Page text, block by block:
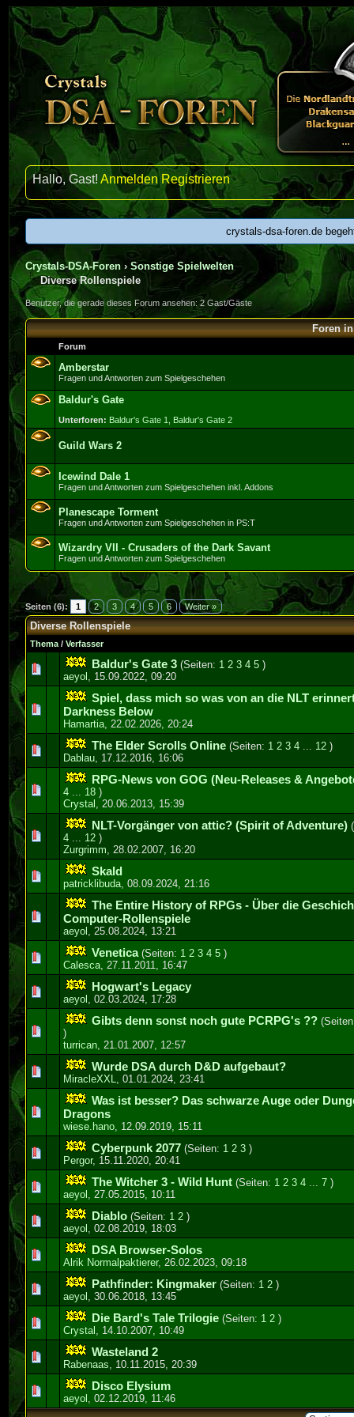
Hallo, Gast!Anmelden Registrieren
crystals-dsa-foren.de
Crystals-DSA-Foren ›Sonstige Spielwelten
Diverse Rollenspiele
Benutzer, die gerade dieses Forum ansehen: 2 Gast/Gäste
Foren
Forum
Amberstar
Fragen und Antworten zum Spielgeschehen
Baldur's Gate
Unterforen: Baldur's Gate 1 Baldur's Gate 2
Guild Wars 2
Icewind Dale 1
Fragen und Antworten zum Spielgeschehen inkl. Addons
Planescape Torment
Fragen und Antworten zum Spielgeschehen in PS:T
Wizardry VII - Crusaders of the Dark Savant
Fragen und Antworten zum Spielgeschehen
Seiten (6): 1 2 3 4 5 6 Weiter »
Diverse Rollenspiele
Thema /Verfasser
Baldur's Gate 3 (Seiten: 1 2 3 4 5 )
aeyol , 15.09.2022, 09:20
0 Bewertung(en) - 0 von 5 durchschnittlich
12345
Spiel, dass mich so was von an die NLT
Darkness Below
Hamartia,22.02.2026, 20:24
0 Bewertung(en) - 0 von 5 durchschnittlich
1
The Elder Scrolls Online (Seiten: 1 2 3 4 ... 12 )
Dablau, 17.12.2016, 16:06
0 Bewertung(en) - 0 von 5 durchschnittlich
12345
RPG-News von GOG (Neu-Releases &
4 ... 18 )
Crystal ,20.06.2013, 15:39
0 Bewertung(en) - 0 von 5 durchschnittlich
NLT-Vorgänger von attic? (Spirit of Adventure)
4 ... 12 )
Zurgrimm,28.02.2007, 16:20
0 Bewertung(en) - 0 von 5 durchschnittlich
23
Skald
patricklibuda,08.09.2024, 21:16
0 Bewertung(en) - 0 von 5 durchschnittlich
The Entire History of RPGs - Über die
Computer-Rollenspiele
aeyol ,25.08.2024, 13:21
0 Bewertung(en) - 0 von 5 durchschnittlich
12345
Venetica (Seiten: 1 2 3 4 5 )
Calesca,27.11.2011, 16:47
0 Bewertung(en) - 0 von 5 durchschnittlich
12345
Hogwart's Legacy
aeyol ,02.03.2024, 17:28
0 Bewertung(en) - 0 von 5 durchschnittlich
12345
Gibts denn sonst noch gute PCRPG's ??
)
turrican,21.01.2007, 12:57
0 Bewertung(en) - 0 von 5 durchschnittlich
Wurde DSA durch D&D aufgebaut?
MiracleXXL,01.01.2024, 23:41
0 Bewertung(en) - 0 von 5 durchschnittlich
12345
Was ist besser? Das schwarze Auge oder
Dragons
wiese.hano, 12.09.2019, 15:11
0 Bewertung(en) - 0 von 5 durchschnittlich
Cyberpunk 2077 (Seiten: 1 2 3 )
Pergor, 15.11.2020, 20:41
0 Bewertung(en) - 0 von 5 durchschnittlich
1 234 5
The Witcher 3 - Wild Hunt (Seiten: 1 2 3 4 ...7 )
aeyol ,27.05.2015, 10:11
0 Bewertung(en) - 0 von 5 durchschnittlich
12 345
Diablo (Seiten: 1 2 )
aeyol ,02.08.2019, 18:03
1 Bewertung(en) - 3 von 5 durchschnittlich
123 45
DSA Browser-Solos
Alrik Normalpaktierer,26.02.2023, 09:18
0 Bewertung(en) - 0 von 5 durchschnittlich
12345
Pathfinder: Kingmaker (Seiten: 1 2 )
aeyol ,30.06.2018, 13:45
0 Bewertung(en) - 0 von 5 durchschnittlich
1 2345
Die Bard's Tale Trilogie (Seiten: 1 2 )
Crystal , 14.10.2007, 10:49
0 Bewertung(en) - 0 von 5 durchschnittlich
1 2345
Wasteland 2
Rabenaas, 10.11.2015, 20:39
0 Bewertung(en) - 0 von 5 durchschnittlich
12
Disco Elysium
aeyol ,02.12.2019, 11:46
0 Bewertung(en) - 0 von 5 durchschnittlich
1234